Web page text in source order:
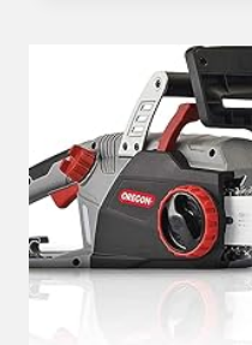
GH-
EC
1835
(1.800
W.,